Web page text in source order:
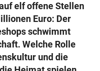
elf offene Stellen
Euro: Der
schwimmt
Welche Rolle
und die